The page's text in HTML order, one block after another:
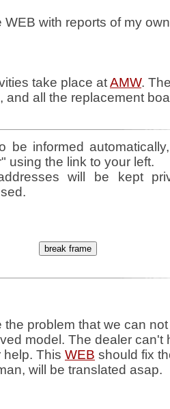
with reports of my
take place atAMW.
and all the replacement
be informed
using the link to your left.
will be kept
problem that we can
model. The dealer can't
help. This WEB should fix
will be translated asap.